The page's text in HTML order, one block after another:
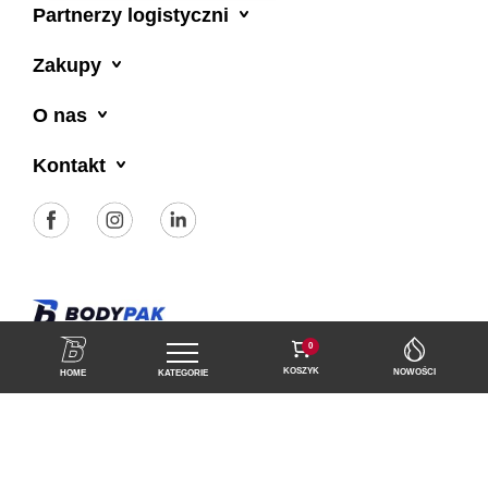
HOME KATEGORIE
0
KOSZYK NOWOŚCI
Partnerzy logistyczni
Zakupy
O nas
Kontakt
Polityka prywatności Regulamin sklepu